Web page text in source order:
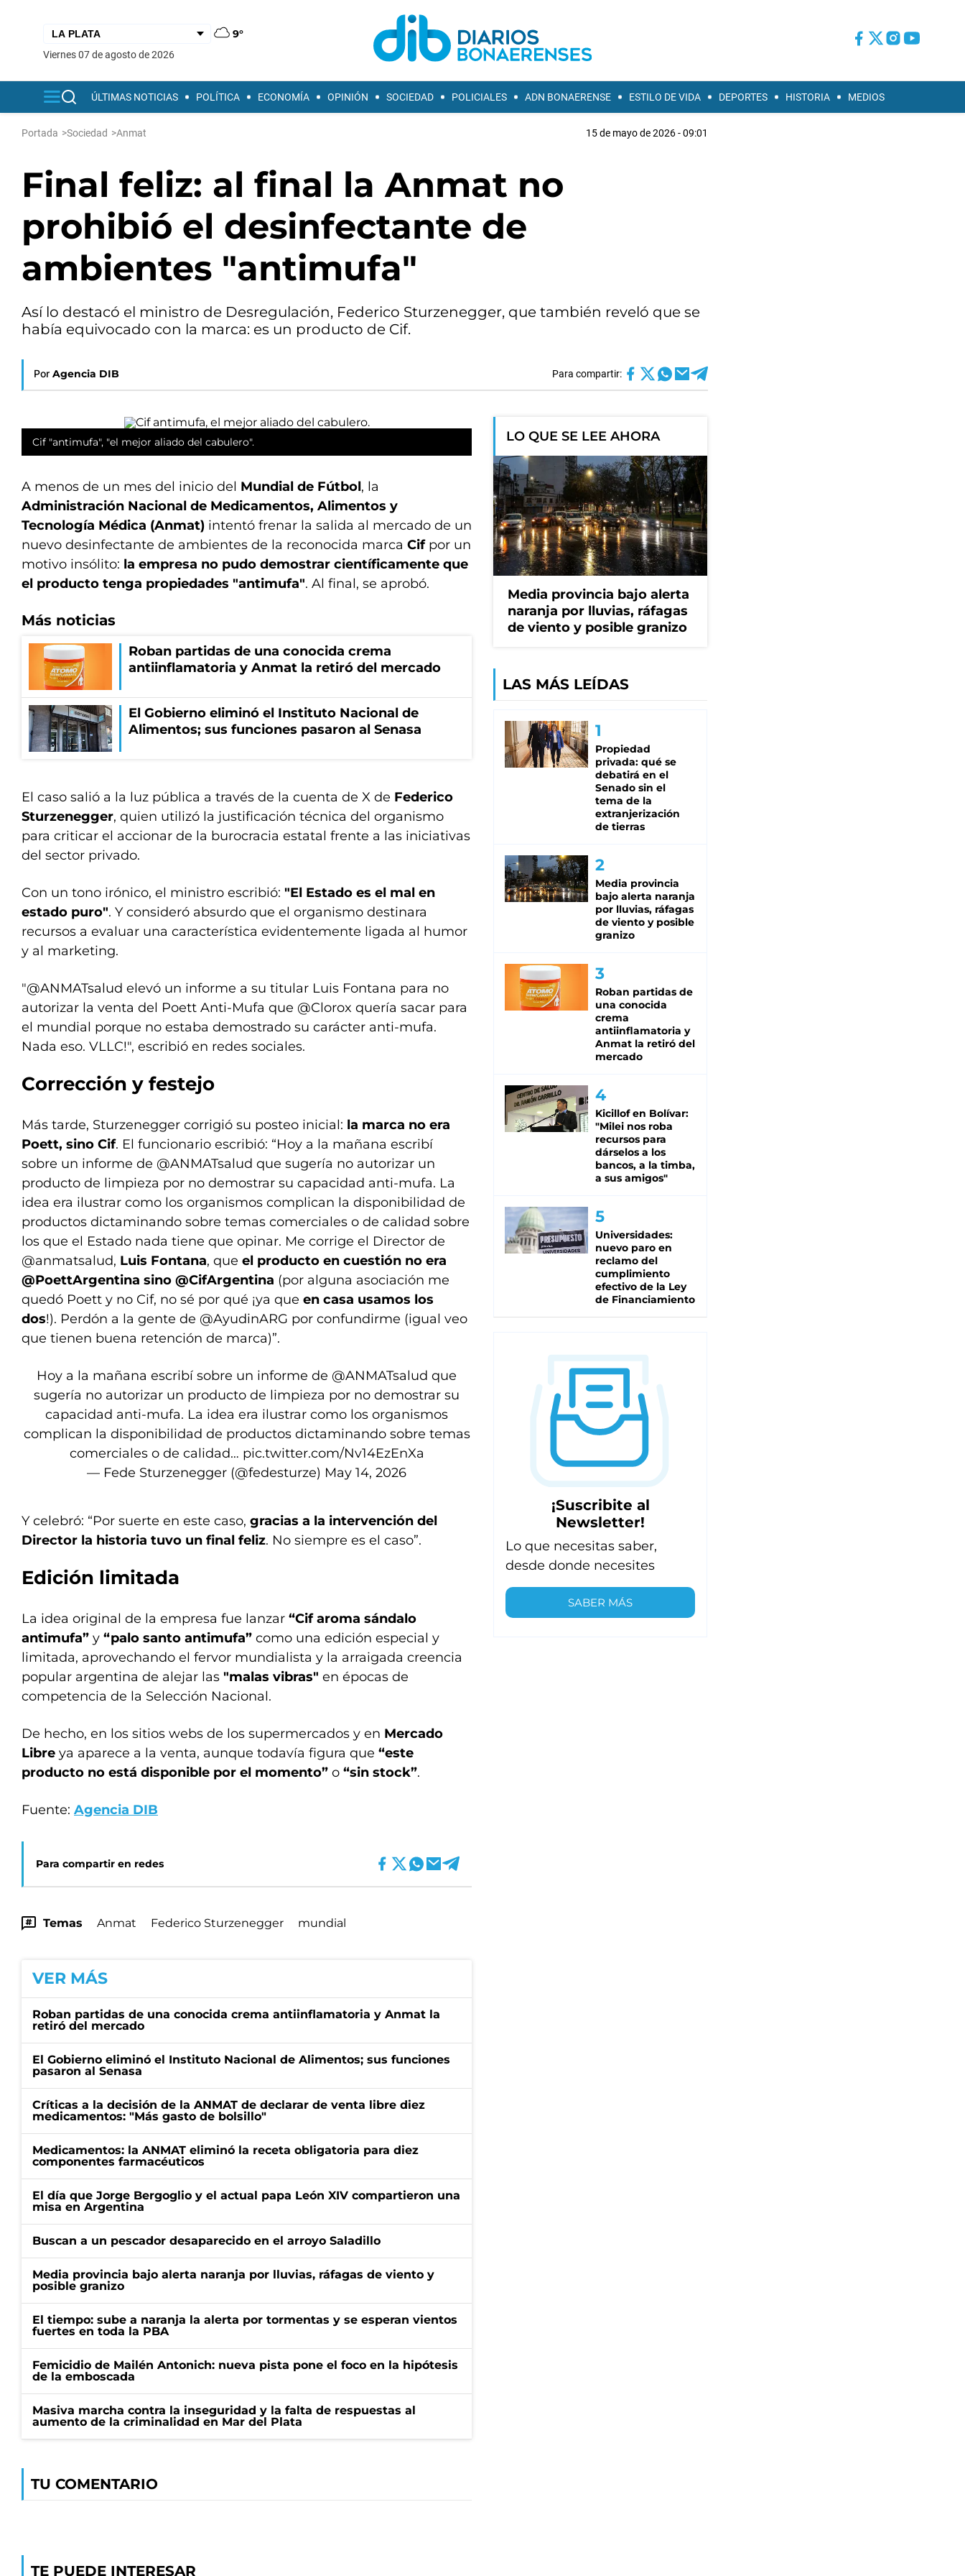
9°
viernes 07 de agosto de 2026
ÚLTIMAS NOTICIAS POLÍTICA ECONOMÍA OPINIÓN SOCIEDAD POLICIALES ADN BONAERENSE ESTILO DE VIDA DEPORTES HISTORIA MEDIOS
Portada >Sociedad >Anmat 15 de mayo de 2026 - 09:01
Final feliz: al final la Anmat no
prohibió el desinfectante de
ambientes "antimufa"
Así lo destacó el ministro de Desregulación, Federico Sturzenegger, que también reveló que se
había equivocado con la marca: es un producto de Cif.
Por Agencia DIB Para compartir:
Cif "antimufa", "el mejor aliado del cabulero".
A menos de un mes del inicio del Mundial de Fútbol, la
Administración Nacional de Medicamentos, Alimentos y
Tecnología Médica (Anmat) intentó frenar la salida al mercado de un
nuevo desinfectante de ambientes de la reconocida marca Cifpor un
motivo insólito: la empresa no pudo demostrar científicamente que
el producto tenga propiedades "antimufa". Al final, se aprobó.
Más noticias
Roban partidas de una conocida crema
antiinflamatoria y Anmat la retiró del mercado
El Gobierno eliminó el Instituto Nacional de
Alimentos; sus funciones pasaron al Senasa
El caso salió a la luz pública a través de la cuenta de X de Federico
Sturzenegger, quien utilizó la justificación técnica del organismo
para criticar el accionar de la burocracia estatal frente a las iniciativas
del sector privado.
Con un tono irónico, el ministro escribió: "El Estado es el mal en
estado puro". Y consideró absurdo que el organismo destinara
recursos a evaluar una característica evidentemente ligada al humor
y al marketing.
"@ANMATsalud elevó un informe a su titular Luis Fontana para no
autorizar la venta del Poett Anti-Mufa que @Clorox quería sacar para
el mundial porque no estaba demostrado su carácter anti-mufa.
Nada eso. VLLC!", escribió en redes sociales.
Corrección y festejo
Más tarde, Sturzenegger corrigió su posteo inicial: la marca no era
Poett, sino Cif. El funcionario escribió: “Hoy a la mañana escribí
sobre un informe de @ANMATsalud que sugería no autorizar un
producto de limpieza por no demostrar su capacidad anti-mufa. La
idea era ilustrar como los organismos complican la disponibilidad de
productos dictaminando sobre temas comerciales o de calidad sobre
los que el Estado nada tiene que opinar. Me corrige el Director de
@anmatsalud, Luis Fontana, que el producto en cuestión no era
@PoettArgentina sino @CifArgentina (por alguna asociación me
quedó Poett y no Cif, no sé por qué ¡ya que en casa usamos los
dos!). Perdón a la gente de @AyudinARG por confundirme (igual veo
que tienen buena retención de marca)”.
Hoy a la mañana escribí sobre un informe de @ANMATsalud que
sugería no autorizar un producto de limpieza por no demostrar su
capacidad anti-mufa. La idea era ilustrar como los organismos
complican la disponibilidad de productos dictaminando sobre temas
comerciales o de calidad… pic.twitter.com/Nv14EzEnXa
— Fede Sturzenegger (@fedesturze) May 14, 2026
Y celebró: “Por suerte en este caso, gracias a la intervención del
Director la historia tuvo un final feliz. No siempre es el caso”.
Edición limitada
La idea original de la empresa fue lanzar “Cif aroma sándalo
antimufa” y “palo santo antimufa” como una edición especial y
limitada, aprovechando el fervor mundialista y la arraigada creencia
popular argentina de alejar las "malas vibras" en épocas de
competencia de la Selección Nacional.
De hecho, en los sitios webs de los supermercados y en Mercado
Libre ya aparece a la venta, aunque todavía figura que “este
producto no está disponible por el momento” o “sin stock”.
Fuente: Agencia DIB
Para compartir en redes
Temas Anmat Federico Sturzenegger mundial
VER MÁS
Roban partidas de una conocida crema antiinflamatoria y Anmat la
retiró del mercado
El Gobierno eliminó el Instituto Nacional de Alimentos; sus funciones
pasaron al Senasa
Críticas a la decisión de la ANMAT de declarar de venta libre diez
medicamentos: "Más gasto de bolsillo"
Medicamentos: la ANMAT eliminó la receta obligatoria para diez
componentes farmacéuticos
El día que Jorge Bergoglio y el actual papa León XIV compartieron una
misa en Argentina
Buscan a un pescador desaparecido en el arroyo Saladillo
Media provincia bajo alerta naranja por lluvias, ráfagas de viento y
posible granizo
El tiempo: sube a naranja la alerta por tormentas y se esperan vientos
fuertes en toda la PBA
Femicidio de Mailén Antonich: nueva pista pone el foco en la hipótesis
de la emboscada
Masiva marcha contra la inseguridad y la falta de respuestas al
aumento de la criminalidad en Mar del Plata
TU COMENTARIO
LO QUE SE LEE AHORA
Media provincia bajo alerta
naranja por lluvias, ráfagas
de viento y posible granizo
LAS MÁS LEÍDAS
Propiedad
privada: qué se
debatirá en el
Senado sin el
tema de la
extranjerización
de tierras
Media provincia
bajo alerta naranja
por lluvias, ráfagas
de viento y posible
granizo
Roban partidas de
una conocida
crema
antiinflamatoria y
Anmat la retiró del
mercado
Kicillof en Bolívar:
"Milei nos roba
recursos para
dárselos a los
bancos, a la timba,
a sus amigos"
Universidades:
nuevo paro en
reclamo del
cumplimiento
efectivo de la Ley
de Financiamiento
¡Suscribite al
Newsletter!
Lo que necesitas saber,
desde donde necesites
SABER MÁS
TE PUEDE INTERESAR